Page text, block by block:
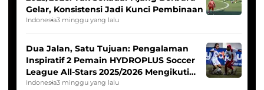
Gelar, Konsistensi Jadi Kunci Pembinaan
Indonesia3 minggu yang lalu
Dua Jalan, Satu Tujuan: Pengalaman
Inspiratif 2 Pemain HYDROPLUS Soccer
League All-Stars 2025/2026 Mengikuti
Seleksi Timnas Indonesia Putri
Indonesia3 minggu yang lalu